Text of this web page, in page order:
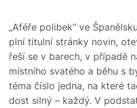
„Aféře polibek“ ve
plní titulní stránky novin,
řeší se v barech, v případě
místního svatého a běhu s
téma číslo jedna, na které
dost silný – každý. V